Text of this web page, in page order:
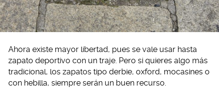
Ahora existe mayor libertad, pues se vale usar hasta
zapato deportivo con un traje. Pero si quieres algo más
tradicional, los zapatos tipo derbie, oxford, mocasines o
con hebilla, siempre serán un buen recurso.